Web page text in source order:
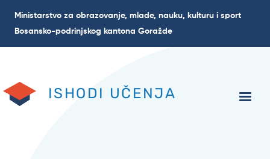
Ministarstvo za obrazovanje, mlade, nauku, kulturu i sport
Bosansko-podrinjskog kantona Goražde
ISHODI UČENJA